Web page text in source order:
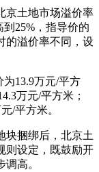
土地市场溢价率
25%，指导价的
的溢价率不同，设
13.9万元/平方
万元/平方米；
/平方米。
捆绑后，北京土
则设定，既鼓励开
高。